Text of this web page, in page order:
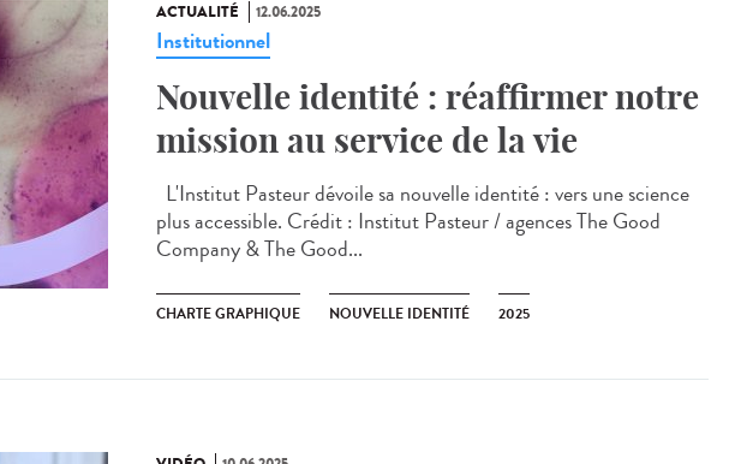
ACTUALITÉ 12.06.2025
Institutionnel
Nouvelle identité : réaffirmer notre
mission au service de la vie
L'Institut Pasteur dévoile sa nouvelle identité : vers une science
plus accessible. Crédit : Institut Pasteur / agences The Good
Company & The Good...
CHARTE GRAPHIQUE NOUVELLE IDENTITÉ 2025